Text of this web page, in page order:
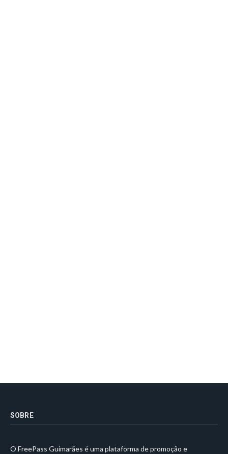
SOBRE
O FreePass Guimarães é uma plataforma de promoção e